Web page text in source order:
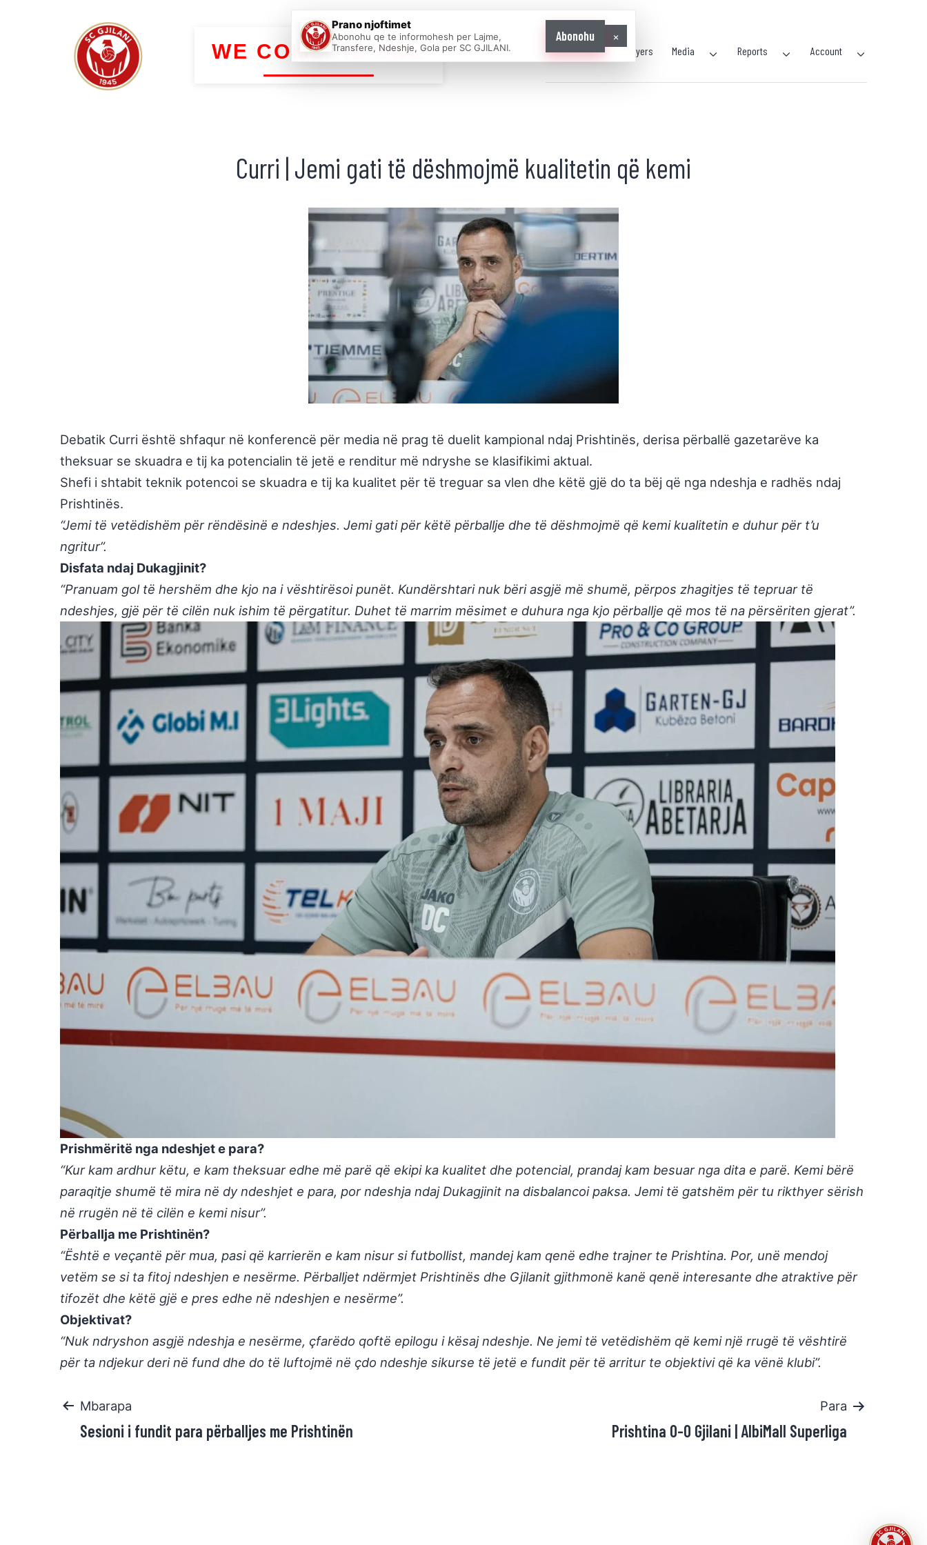
WE COME AS ONE Home News Players Media Reports Account
Curri | Jemi gati të dëshmojmë kualitetin që kemi
Debatik Curri është shfaqur në konferencë për media në prag të duelit kampional ndaj Prishtinës, derisa përballë gazetarëve ka
theksuar se skuadra e tij ka potencialin të jetë e renditur më ndryshe se klasifikimi aktual.
Shefi i shtabit teknik potencoi se skuadra e tij ka kualitet për të treguar sa vlen dhe këtë gjë do ta bëj që nga ndeshja e radhës ndaj
Prishtinës.
“Jemi të vetëdishëm për rëndësinë e ndeshjes. Jemi gati për këtë përballje dhe të dëshmojmë që kemi kualitetin e duhur për t’u
ngritur”.
Disfata ndaj Dukagjinit?
“Pranuam gol të hershëm dhe kjo na i vështirësoi punët. Kundërshtari nuk bëri asgjë më shumë, përpos zhagitjes të tepruar të
ndeshjes, gjë për të cilën nuk ishim të përgatitur. Duhet të marrim mësimet e duhura nga kjo përballje që mos të na përsëriten gjerat”.
Prishmëritë nga ndeshjet e para?
“Kur kam ardhur këtu, e kam theksuar edhe më parë që ekipi ka kualitet dhe potencial, prandaj kam besuar nga dita e parë. Kemi bërë
paraqitje shumë të mira në dy ndeshjet e para, por ndeshja ndaj Dukagjinit na disbalancoi paksa. Jemi të gatshëm për tu rikthyer sërish
në rrugën në të cilën e kemi nisur”.
Përballja me Prishtinën?
“Është e veçantë për mua, pasi që karrierën e kam nisur si futbollist, mandej kam qenë edhe trajner te Prishtina. Por, unë mendoj
vetëm se si ta fitoj ndeshjen e nesërme. Përballjet ndërmjet Prishtinës dhe Gjilanit gjithmonë kanë qenë interesante dhe atraktive për
tifozët dhe këtë gjë e pres edhe në ndeshjen e nesërme”.
Objektivat?
“Nuk ndryshon asgjë ndeshja e nesërme, çfarëdo qoftë epilogu i kësaj ndeshje. Ne jemi të vetëdishëm që kemi një rrugë të vështirë
për ta ndjekur deri në fund dhe do të luftojmë në çdo ndeshje sikurse të jetë e fundit për të arritur te objektivi që ka vënë klubi”.
Mbarapa
Sesioni i fundit para përballjes me Prishtinën
Para
Prishtina 0-0 Gjilani | AlbiMall Superliga
Prano njoftimet
Abonohu qe te informohesh per Lajme,
Transfere, Ndeshje, Gola per SC GJILANI.
Abonohu ×